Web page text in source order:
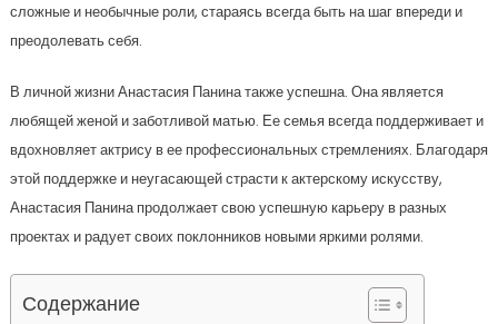
сложные и необычные роли, стараясь всегда быть на шаг впереди и
преодолевать себя.
В личной жизни Анастасия Панина также успешна. Она является
любящей женой и заботливой матью. Ее семья всегда поддерживает и
вдохновляет актрису в ее профессиональных стремлениях. Благодаря
этой поддержке и неугасающей страсти к актерскому искусству,
Анастасия Панина продолжает свою успешную карьеру в разных
проектах и радует своих поклонников новыми яркими ролями.
Содержание